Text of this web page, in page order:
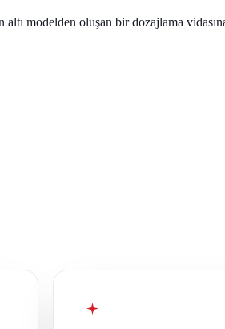
modelden oluşan bir dozajlama